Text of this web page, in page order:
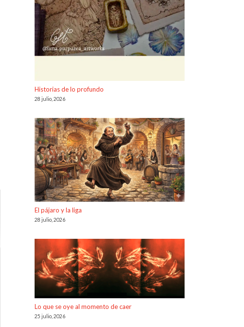
Historias de lo profundo
28 julio, 2026
El pájaro y la liga
28 julio, 2026
Lo que se oye al momento de caer
25 julio, 2026